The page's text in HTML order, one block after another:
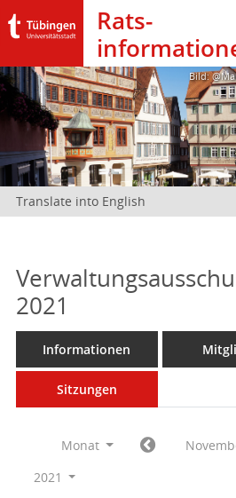
Rats­
Bild:
Translate into English
2021
Informationen
Sitzungen
Monat
2021